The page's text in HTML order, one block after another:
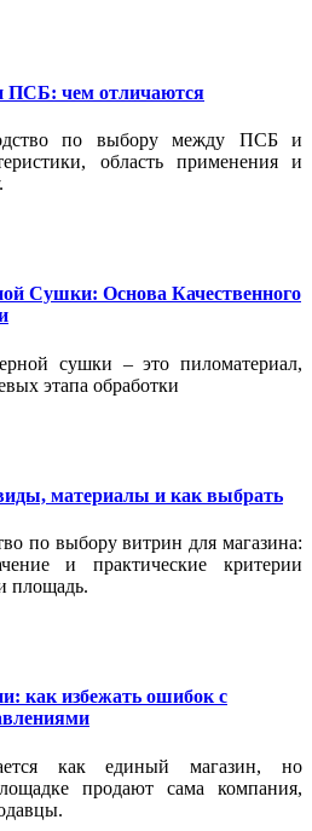
ПСБ: чем отличаются
по выбору между ПСБ и
область применения и
Сушки: Основа Качественного
сушки – это пиломатериал,
этапа обработки
материалы и как выбрать
по выбору витрин для магазина:
и практические критерии
площадь.
как избежать ошибок с
как единый магазин, но
продают сама компания,